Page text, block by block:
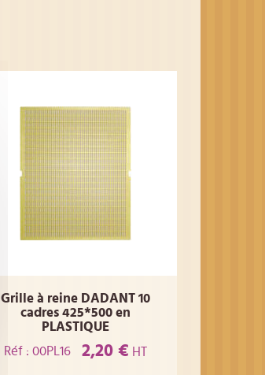
Grille à reine DADANT 10
cadres 425*500 en
PLASTIQUE
Réf : 00PL16
2,20 € HT